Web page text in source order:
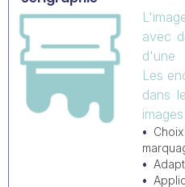
avec
d'une
Les
dans